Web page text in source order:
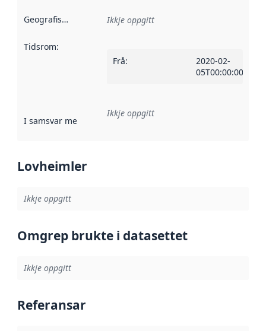
Geografisk område Ikkje oppgitt
Tidsrom:
Frå:
2020-02-
05T00:00:00Z
I samsvar med Referanse til ei implementeringsregel eller
Ikkje oppgitt
Lovheimler
Ikkje oppgitt
Omgrep brukte i datasettet
Ikkje oppgitt
Referansar